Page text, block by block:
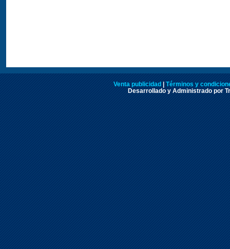
Venta publicidad | Términos y
Desarrollado y Administrado por